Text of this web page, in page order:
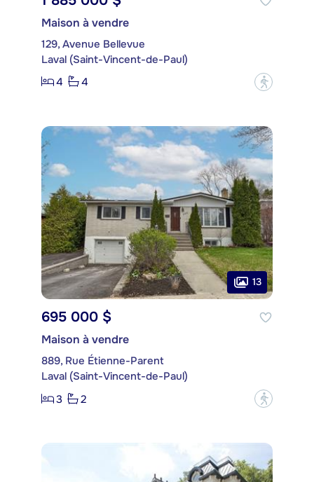
Maison à vendre
129, Avenue Bellevue
Laval (Saint-Vincent-de-Paul)
4
4 ?
13
695 000 $
Maison à vendre
889, Rue Étienne-Parent
Laval (Saint-Vincent-de-Paul)
3
2 ?